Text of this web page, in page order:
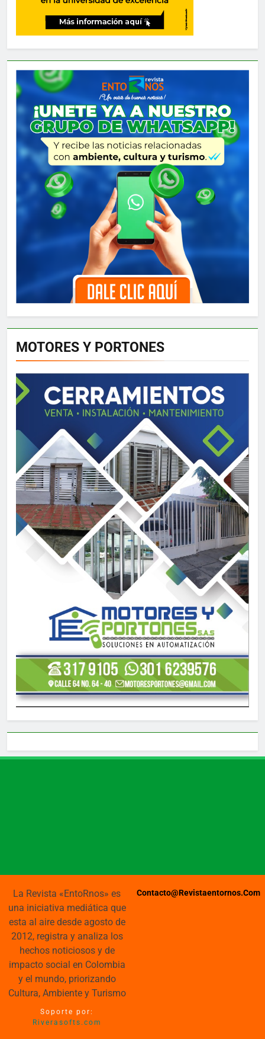
MOTORES Y PORTONES
La Revista «EntoRnos» es
una iniciativa mediática que
esta al aire desde agosto de
2012, registra y analiza los
hechos noticiosos y de
impacto social en Colombia
y el mundo, priorizando
Cultura, Ambiente y Turismo
Soporte por:
Riverasofts.com
Contacto@revistaentornos.com